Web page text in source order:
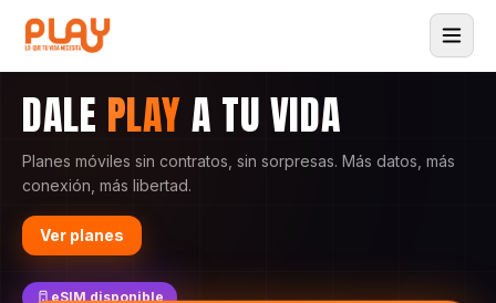
DALE PLAYA TU VIDA
Planes móviles sin contratos, sin sorpresas. Más datos, más
conexión, más libertad.
Ver planes
eSIM disponible